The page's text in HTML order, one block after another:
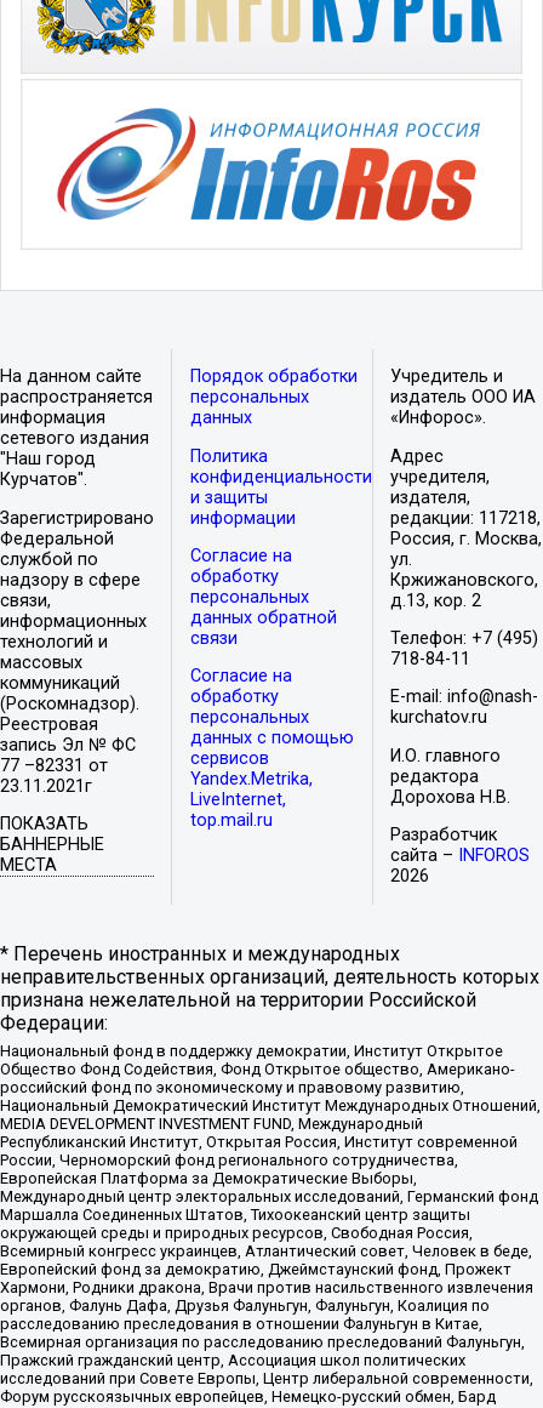
На данном сайте
распространяется
информация
сетевого издания
"Наш город
Курчатов".
Зарегистрировано
Федеральной
службой по
надзору в сфере
связи,
информационных
технологий и
массовых
коммуникаций
(Роскомнадзор).
Реестровая
запись Эл № ФС
77 –82331 от
23.11.2021г
ПОКАЗАТЬ
БАННЕРНЫЕ
МЕСТА
Порядок обработки
персональных
данных
Политика
конфиденциальности
и защиты
информации
Согласие на
обработку
персональных
данных обратной
связи
Согласие на
обработку
персональных
данных с помощью
сервисов
Yandex.Metrika,
LiveInternet,
top.mail.ru
Учредитель и
издатель ООО ИА
«Инфорос».
Адрес
учредителя,
издателя,
редакции: 117218,
Россия, г. Москва,
ул.
Кржижановского,
д.13, кор. 2
Телефон: +7 (495)
718-84-11
E-mail: info@nash-
kurchatov.ru
И.О. главного
редактора
Дорохова Н.В.
Разработчик
сайта –
INFOROS
2026
* Перечень иностранных и международных
неправительственных организаций, деятельность которых
признана нежелательной на территории Российской
Федерации:
Национальный фонд в поддержку демократии, Институт Открытое
Общество Фонд Содействия, Фонд Открытое общество, Американо-
российский фонд по экономическому и правовому развитию,
Национальный Демократический Институт Международных Отношений,
MEDIA DEVELOPMENT INVESTMENT FUND, Международный
Республиканский Институт, Открытая Россия, Институт современной
России, Черноморский фонд регионального сотрудничества,
Европейская Платформа за Демократические Выборы,
Международный центр электоральных исследований, Германский фонд
Маршалла Соединенных Штатов, Тихоокеанский центр защиты
окружающей среды и природных ресурсов, Свободная Россия,
Всемирный конгресс украинцев, Атлантический совет, Человек в беде,
Европейский фонд за демократию, Джеймстаунский фонд, Прожект
Хармони, Родники дракона, Врачи против насильственного извлечения
органов, Фалунь Дафа, Друзья Фалуньгун, Фалуньгун, Коалиция по
расследованию преследования в отношении Фалуньгун в Китае,
Всемирная организация по расследованию преследований Фалуньгун,
Пражский гражданский центр, Ассоциация школ политических
исследований при Совете Европы, Центр либеральной современности,
Форум русскоязычных европейцев, Немецко-русский обмен, Бард